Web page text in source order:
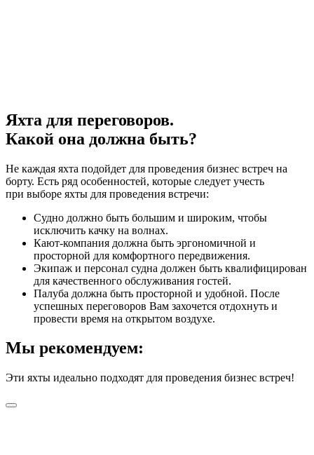
Яхта для переговоров.
Какой она должна быть?
Не каждая яхта подойдет для проведения бизнес встреч на
борту. Есть ряд особенностей, которые следует учесть
при выборе яхты для проведения встречи:
Судно должно быть большим и широким, чтобы
исключить качку на волнах.
Кают-компания должна быть эргономичной и
просторной для комфортного передвижения.
Экипаж и персонал судна должен быть квалифицирован
для качественного обслуживания гостей.
Палуба должна быть просторной и удобной. После
успешных переговоров Вам захочется отдохнуть и
провести время на открытом воздухе.
Мы рекомендуем:
Эти яхты идеально подходят для проведения бизнес встреч!